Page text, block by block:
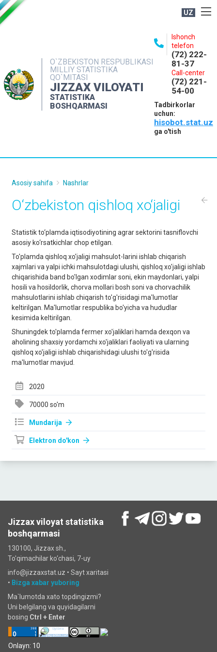
UZ
O`ZBEKISTON RESPUBLIKASI
MILLIY STATISTIKA
QO`MITASI
JIZZAX VILOYATI
STATISTIKA
BOSHQARMASI
Ishonch
telefon
(72) 222-
81-37
Call-center
(72) 221-
54-00
Tadbirkorlar
uchun:
hisobot.stat.uz
ga o'tish
NASHRLAR
INTERAKTIV XIZMATLAR
MATBUOT XIZMATI
Asosiy sahifa Nashrlar
O‘zbekiston qishloq xo‘jаligi
Stаtistik to‘plаmdа iqtisodiyotining аgrаr sektorini tаsniflovchi
аsosiy ko‘rsаtkichlаr chop etilgan.
To'plamda qishloq xo'jaligi mahsulot-larini ishlab chiqarish
xajmlari va yalpi ichki mahsulotdagi ulushi, qishloq xo'jaligi ishlab
chiqarishida band bo'lgan xodimlar soni, ekin maydonlari, yalpi
hosili va hosildorlik, chorva mollari bosh soni va chorvachilik
mahsulotlarini ishlab chiqarish to'g'risidagi ma'lumotlar
keltirilgan. Ma'lumotlar respublika bo'yicha va hududlar
kesimida keltirilgan.
Shuningdek to'plamda fermer xo'jaliklari hamda dexqon va
aholining shaxsiy yordamchi xo'jaliklari faoliyati va ularning
qishloq xo'jaligi ishlab chiqarishidagi ulushi to'g'risida
ma'lumotlar mavjud.
2020
70000 so'm
Mundarija
Elektron do'kon
Jizzax viloyat statistika
boshqarmasi
130100, Jizzax sh.,
To'qimachilar ko‘chаsi, 7-uy
info@jizzaxstat.uz • Sayt xaritasi
• Bizga xabar yuboring
Ma`lumotda xato topdingizmi?
Uni belgilang va quyidagilarni
bosing Ctrl + Enter
Onlayn: 10